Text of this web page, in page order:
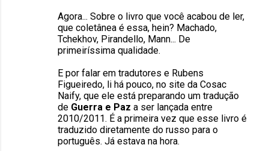
Agora... Sobre o livro que você acabou de ler,
que coletânea é essa, hein? Machado,
Tchekhov, Pirandello, Mann... De
primeiríssima qualidade.
E por falar em tradutores e Rubens
Figueiredo, li há pouco, no site da Cosac
Naify, que ele está preparando um tradução
de Guerra e Paz a ser lançada entre
2010/2011. É a primeira vez que esse livro é
traduzido diretamente do russo para o
português. Já estava na hora.